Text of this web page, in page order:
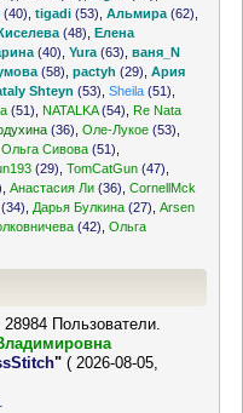
(40) ,tigadi (53) ,Альмира (62)
(48) ,Елена
(40) ,Yura (63) ,ваня_N
(58) ,pactyh (29) ,Ария
Shteyn (53) ,Sheila (51)
(51) NATALKA(54)
Re Nata
(36) ,Оле-Лукое (53)
,Ольга Сивова (51)
(29) ,TomCatGun (47)
,Анастасия Ли (36) ,CornellMck
(34) Дарья Булкина (27) ,Arsen
(42) ,Ольга
Пользователи.
" ( 2026-08-05,